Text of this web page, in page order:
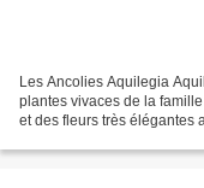
Les Ancolies Aquilegia
plantes vivaces de la
et des fleurs très élégantes